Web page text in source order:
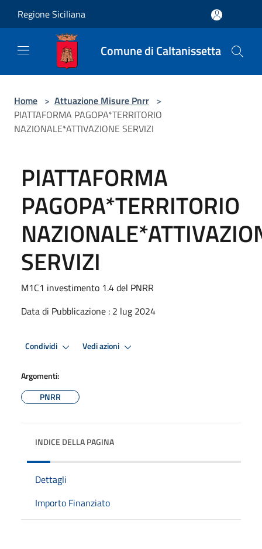
Regione Siciliana
Comune di Caltanissetta
Home > Attuazione Misure Pnrr >
PIATTAFORMA PAGOPA*TERRITORIO
NAZIONALE*ATTIVAZIONE SERVIZI
PIATTAFORMA
PAGOPA*TERRITORIO
SERVIZI
M1C1 investimento 1.4 del PNRR
Data di Pubblicazione : 2 lug 2024
Condividi Vedi azioni
Argomenti:
PNRR
INDICE DELLA PAGINA
Dettagli
Importo Finanziato